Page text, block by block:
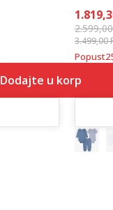
Dodajte u korpu
3.499,00
Popust